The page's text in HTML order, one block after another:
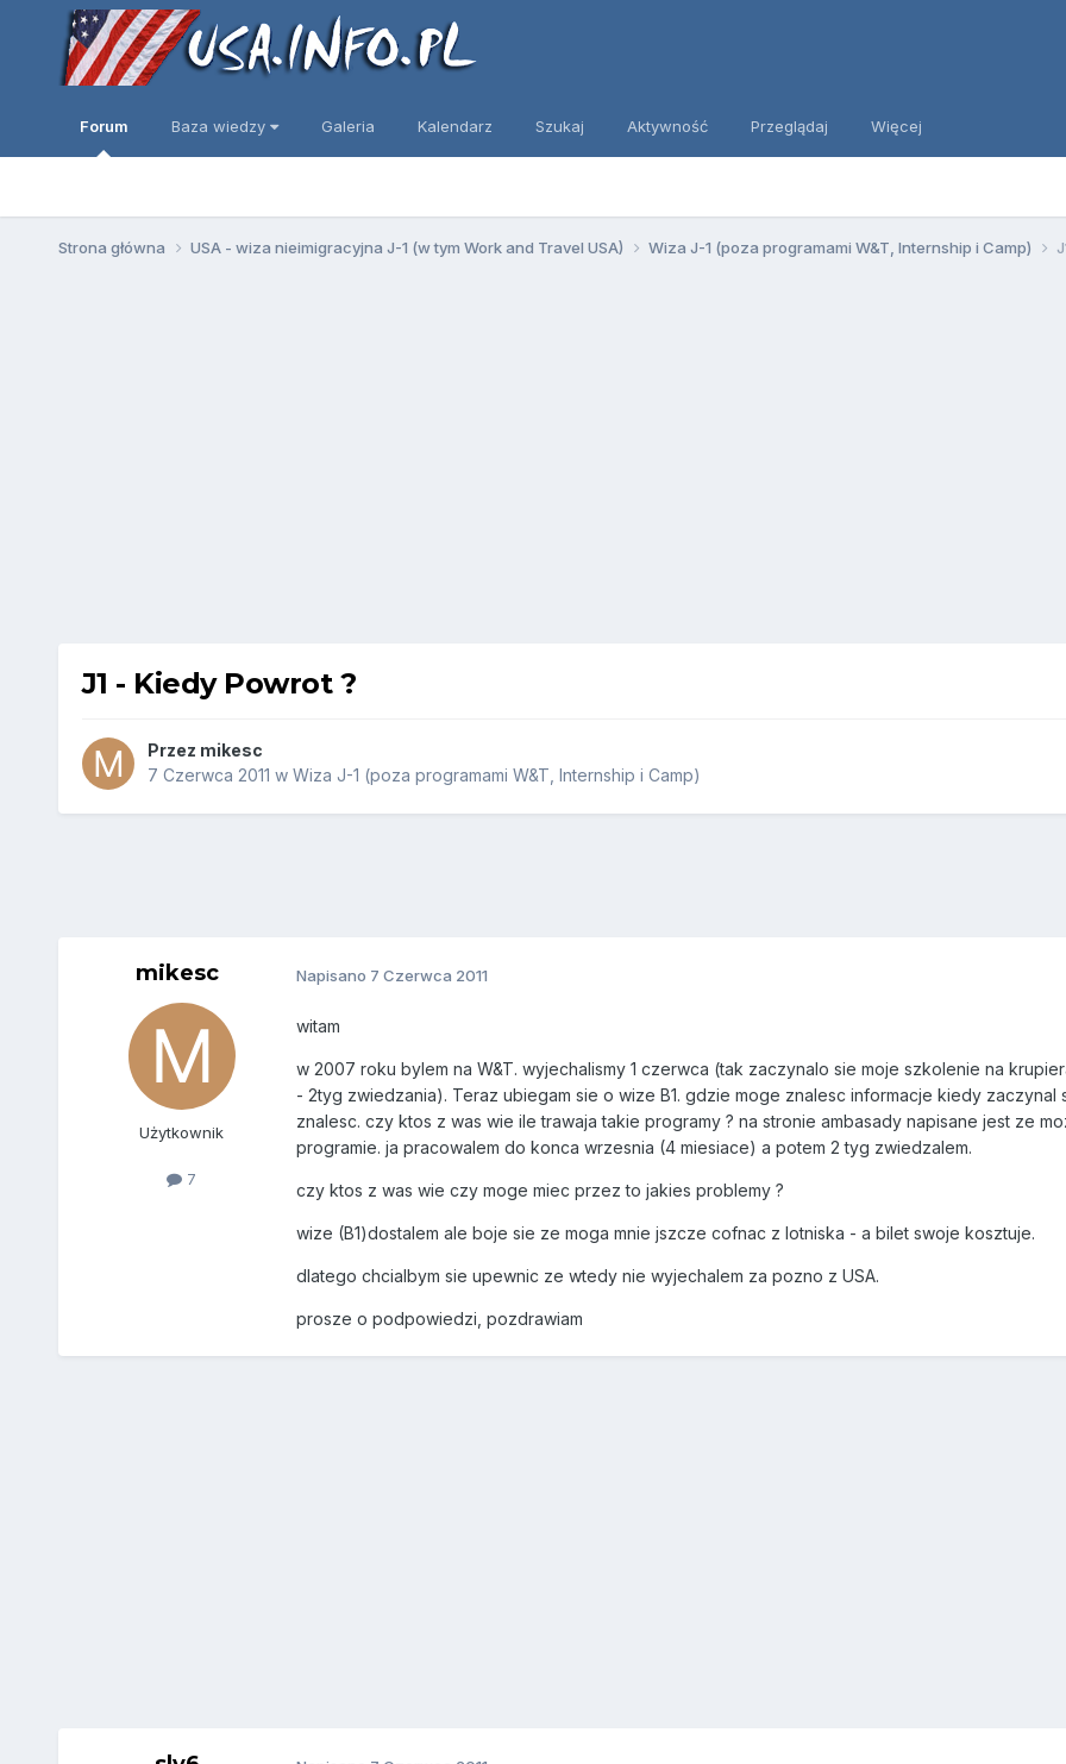
Forum Baza wiedzy Galeria Kalendarz Szukaj Aktywność Przeglądaj Więcej
Strona główna USA - wiza nieimigracyjna J-1 (w tym Work and Travel USA) Wiza J-1 (poza programami W&T, Internship i Camp)
J1 - Kiedy Powrot ?
Przez mikesc
7 Czerwca 2011 w Wiza J-1 (poza programami W&T, Internship i Camp)
mikesc
Użytkownik
7
Napisano 7 Czerwca 2011
witam
w 2007 roku bylem na W&T. wyjechalismy 1 czerwca (tak zaczynalo sie moje szkolenie na
- 2tyg zwiedzania). Teraz ubiegam sie o wize B1. gdzie moge znalesc informacje kiedy
znalesc. czy ktos z was wie ile trawaja takie programy ? na stronie ambasady napisane jest ze
programie. ja pracowalem do konca wrzesnia (4 miesiace) a potem 2 tyg zwiedzalem.
czy ktos z was wie czy moge miec przez to jakies problemy ?
wize (B1)dostalem ale boje sie ze moga mnie jszcze cofnac z lotniska - a bilet swoje kosztuje.
dlatego chcialbym sie upewnic ze wtedy nie wyjechalem za pozno z USA.
prosze o podpowiedzi, pozdrawiam